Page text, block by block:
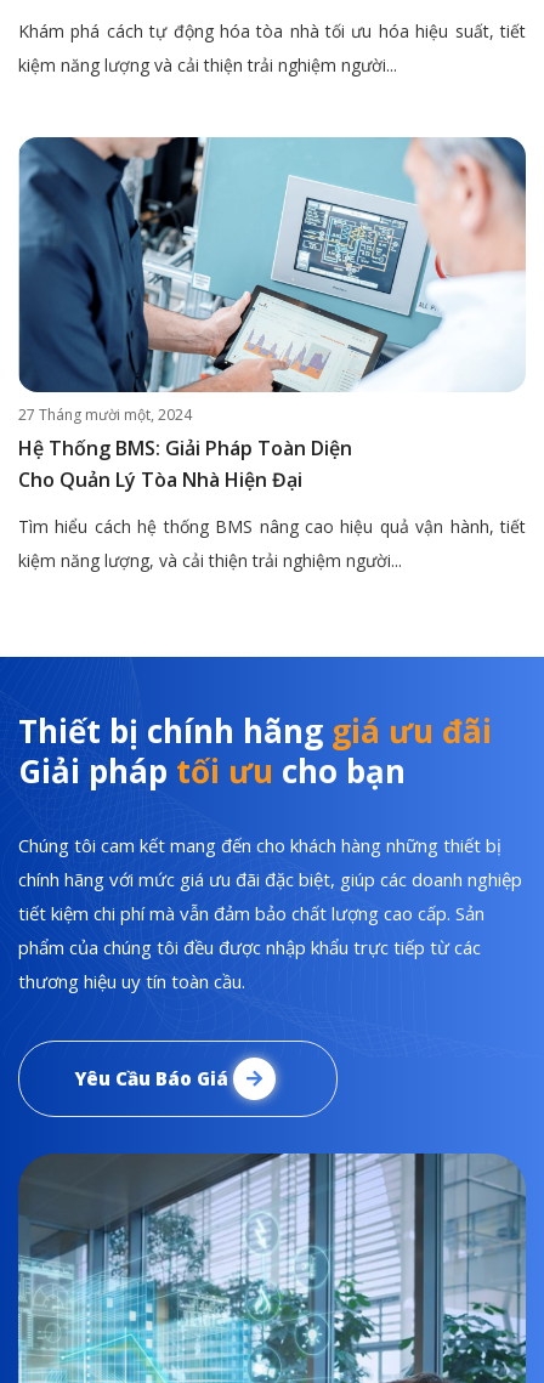
Khám phá cách tự động hóa tòa nhà tối ưu hóa hiệu suất, tiết
kiệm năng lượng và cải thiện trải nghiệm người...
27 Tháng mười một, 2024
Hệ Thống BMS: Giải Pháp Toàn Diện
Cho Quản Lý Tòa Nhà Hiện Đại
Tìm hiểu cách hệ thống BMS nâng cao hiệu quả vận hành, tiết
kiệm năng lượng, và cải thiện trải nghiệm người...
Thiết bị chính hãng giá ưu đãi
Giải pháp tối ưu cho bạn
Chúng tôi cam kết mang đến cho khách hàng những thiết bị
chính hãng với mức giá ưu đãi đặc biệt, giúp các doanh nghiệp
tiết kiệm chi phí mà vẫn đảm bảo chất lượng cao cấp. Sản
phẩm của chúng tôi đều được nhập khẩu trực tiếp từ các
thương hiệu uy tín toàn cầu.
Yêu Cầu Báo Giá